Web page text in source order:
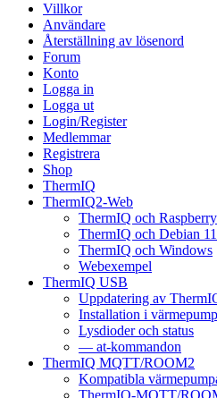
Villkor
Användare
Återställning av lösenord
Forum
Konto
Logga in
Logga ut
Login/Register
Medlemmar
Registrera
Shop
ThermIQ
ThermIQ2-Web
ThermIQ och
ThermIQ och Debian 11
ThermIQ och Windows
Webexempel
ThermIQ USB
Uppdatering av
Installation i
Lysdioder och status
— at-kommandon
ThermIQ MQTT/ROOM2
Kompatibla